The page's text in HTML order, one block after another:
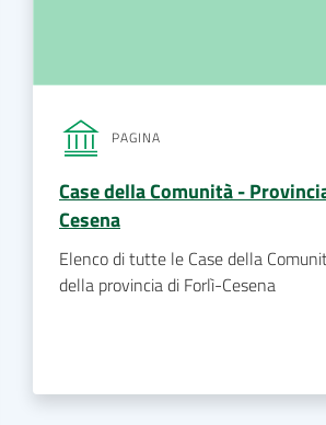
PAGINA
Case della Comunità -
Cesena
Elenco di tutte le Case della
della provincia di Forlì-Cesena